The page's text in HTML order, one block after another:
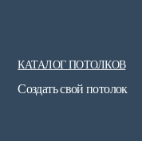
КАТАЛОГ ПОТОЛКОВ
Создать свой потолок